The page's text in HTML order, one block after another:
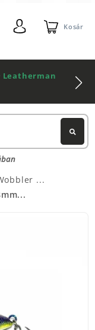
Kosár
Leatherman